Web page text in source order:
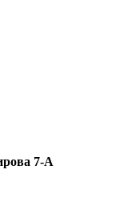
7-А